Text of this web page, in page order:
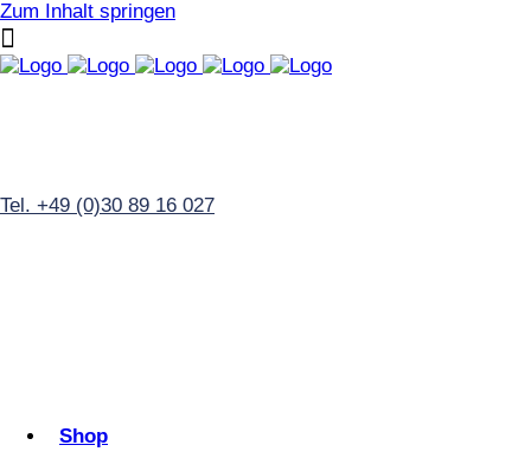
Zum Inhalt springen
Tel. +49 (0)30 89 16 027
Shop